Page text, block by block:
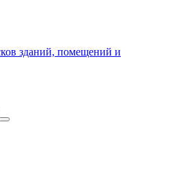
зданий, помещений и